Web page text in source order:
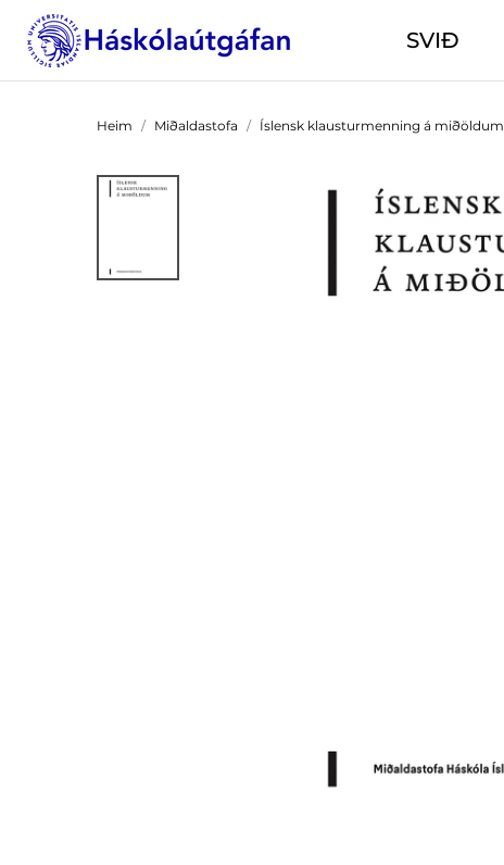
SVIÐ
Heim Miðaldastofa Íslensk klausturmenning á miðöldum